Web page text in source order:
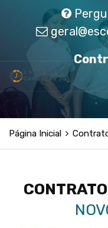
Página Inicial